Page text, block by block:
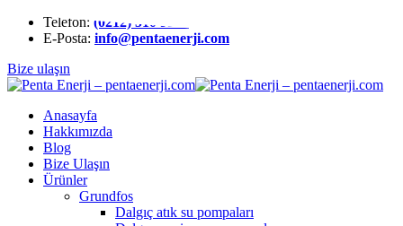
Telefon: (0212) 510 9991
E-Posta: info@pentaenerji.com
Bize ulaşın
Anasayfa
Hakkımızda
Blog
Bize Ulaşın
Ürünler
Grundfos
Dalgıç atık su pompaları